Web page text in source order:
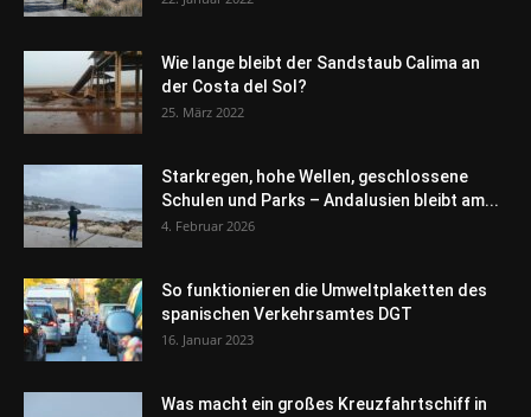
Wie lange bleibt der Sandstaub Calima an
der Costa del Sol?
25. März 2022
Starkregen, hohe Wellen, geschlossene
Schulen und Parks – Andalusien bleibt am...
4. Februar 2026
So funktionieren die Umweltplaketten des
spanischen Verkehrsamtes DGT
16. Januar 2023
Was macht ein großes Kreuzfahrtschiff in